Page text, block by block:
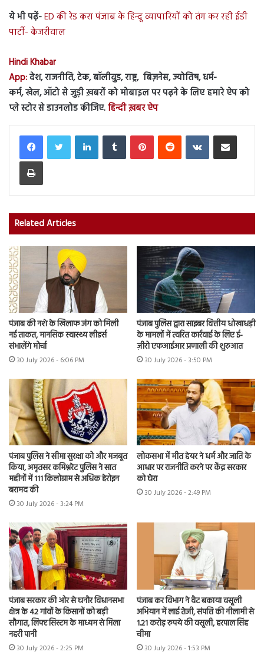
ये भी पढ़ें-ED की रेड करा पंजाब के हिन्दू व्यापारियों को तंग कर रही ईडी
पार्टी- केजरीवाल
Hindi Khabar
App:देश, राजनीति, टेक, बॉलीवुड, राष्ट्र, बिज़नेस, ज्योतिष, धर्म-
कर्म, खेल, ऑटो से जुड़ी ख़बरों को मोबाइल पर पढ़ने के लिए हमारे ऐप को
प्ले स्टोर से डाउनलोड कीजिए.हिन्दी ख़बर ऐप
LinkedInTumblr PinterestReddit VKontakteShare via Email
Print
Related Articles
पंजाब की नशे के खिलाफ जंग को मिली
नई ताकत, मानसिक स्वास्थ्य लीडर्स
संभालेंगे मोर्चा
30 July 2026 - 6:06 PM
पंजाब पुलिस द्वारा साइबर वित्तीय धोखाधड़ी
के मामलों में त्वरित कार्रवाई के लिए ई-
ज़ीरो एफआईआर प्रणाली की शुरुआत
30 July 2026 - 3:50 PM
पंजाब पुलिस ने सीमा सुरक्षा को और मजबूत
किया, अमृतसर कमिश्नरेट पुलिस ने सात
महीनों में 111 किलोग्राम से अधिक हेरोइन
बरामद की
30 July 2026 - 3:24 PM
लोकसभा में मीत हेयर ने धर्म और जाति के
आधार पर राजनीति करने पर केंद्र सरकार
को घेरा
30 July 2026 - 2:49 PM
पंजाब सरकार की ओर से घनौर विधानसभा
क्षेत्र के 42 गांवों के किसानों को बड़ी
सौगात, लिफ्ट सिस्टम के माध्यम से मिला
नहरी पानी
30 July 2026 - 2:25 PM
पंजाब कर विभाग ने वैट बकाया वसूली
अभियान में लाई तेजी, संपत्ति की नीलामी से
1.21 करोड़ रुपये की वसूली, हरपाल सिंह
चीमा
30 July 2026 - 1:53 PM